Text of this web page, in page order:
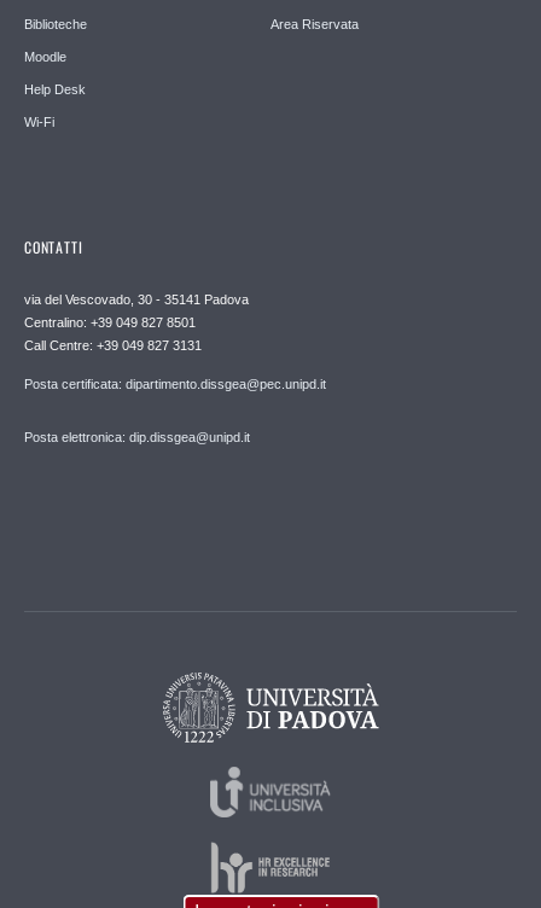
Biblioteche
Moodle
Help Desk
Wi-Fi
Area Riservata
CONTATTI
via del Vescovado, 30 - 35141 Padova
Centralino: +39 049 827 8501
Call Centre: +39 049 827 3131
Posta certificata: dipartimento.dissgea@pec.unipd.it
Posta elettronica: dip.dissgea@unipd.it